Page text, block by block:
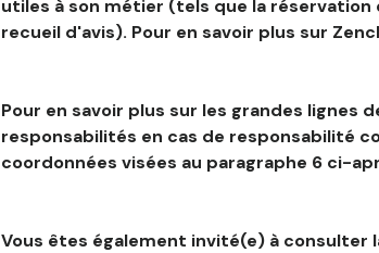
utiles à son métier (tels que la réservation
recueil d'avis). Pour en savoir plus sur
Pour en savoir plus sur les grandes lignes
responsabilités en cas de responsabilité
coordonnées visées au paragraphe 6 ci-
Vous êtes également invité(e) à